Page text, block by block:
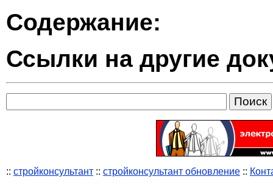
Содержание:
Ссылки на другие
:: стройконсультант :: стройконсультант обновление ::